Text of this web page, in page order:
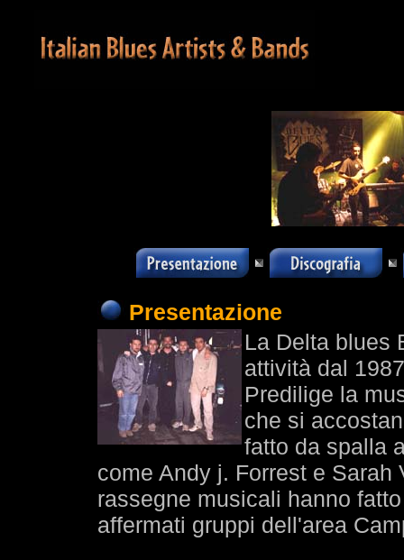
Presentazione
La Delta blues
attività dal
Predilige la
che si
fatto da spalla
come Andy j. Forrest e
rassegne musicali hanno
affermati gruppi dell'area